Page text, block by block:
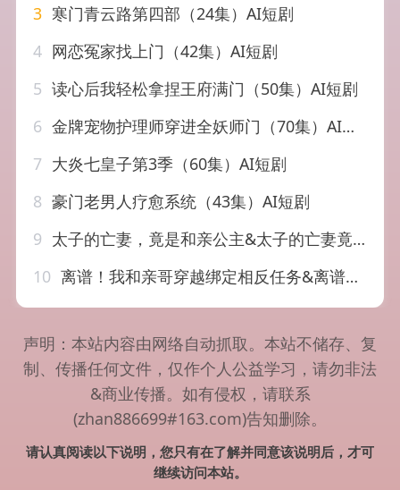
3 寒门青云路第四部（24集）AI短剧
4 网恋冤家找上门（42集）AI短剧
5 读心后我轻松拿捏王府满门（50集）AI短剧
6 金牌宠物护理师穿进全妖师门（70集）AI短剧
7 大炎七皇子第3季（60集）AI短剧
8 豪门老男人疗愈系统（43集）AI短剧
9 太子的亡妻，竟是和亲公主&太子的亡妻竟是和亲公主（42集）AI短剧
10 离谱！我和亲哥穿越绑定相反任务&离谱我和亲哥穿越绑定相反任务（30集）AI短剧
声明：本站内容由网络自动抓取。本站不储存、复
制、传播任何文件，仅作个人公益学习，请勿非法
&商业传播。如有侵权，请联系
(zhan886699#163.com)告知删除。
请认真阅读以下说明，您只有在了解并同意该说明后，才可
继续访问本站。